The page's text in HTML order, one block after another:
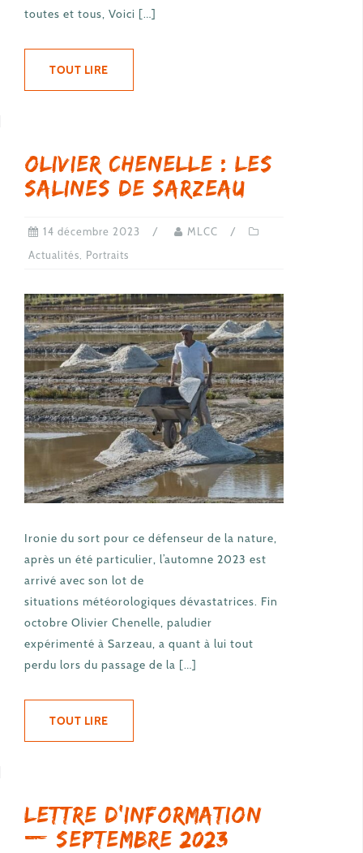
toutes et tous, Voici […]
TOUT LIRE
Olivier Chenelle : les
Salines de Sarzeau
14 décembre 2023
MLCC
Actualités, Portraits
Ironie du sort pour ce défenseur de la nature,
après un été particulier, l’automne 2023 est
arrivé avec son lot de
situations météorologiques dévastatrices. Fin
octobre Olivier Chenelle, paludier
expérimenté à Sarzeau, a quant à lui tout
perdu lors du passage de la […]
TOUT LIRE
Lettre d’information
— septembre 2023